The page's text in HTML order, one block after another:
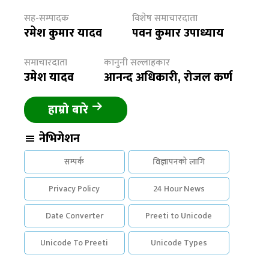
सह-सम्पादक
रमेश कुमार यादव
विशेष समाचारदाता
पवन कुमार उपाध्याय
समाचारदाता
उमेश यादव
कानुनी सल्लाहकार
आनन्द अधिकारी, रोजल कर्ण
हाम्रो बारे
नेभिगेशन
सम्पर्क
विज्ञापनको लागि
Privacy Policy
24 Hour News
Date Converter
Preeti to Unicode
Unicode To Preeti
Unicode Types